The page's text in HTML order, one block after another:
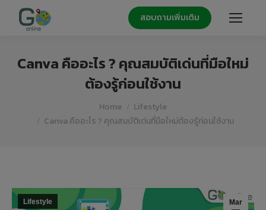
สอบถามเพิ่มเติม
Canva คืออะไร ? คุณสมบัติเด่นที่มือใหม่
ต้องรู้ก่อนใช้งาน
Home
Lifestyle
Canva คืออะไร ? คุณสมบัติเด่นที่มือใหม่ต้องรู้ก่อนใช้งาน
Mar
Lifestyle